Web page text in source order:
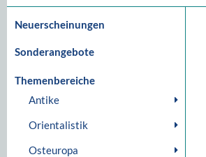
Neuerscheinungen
Sonderangebote
Themenbereiche
Antike
Orientalistik
Osteuropa